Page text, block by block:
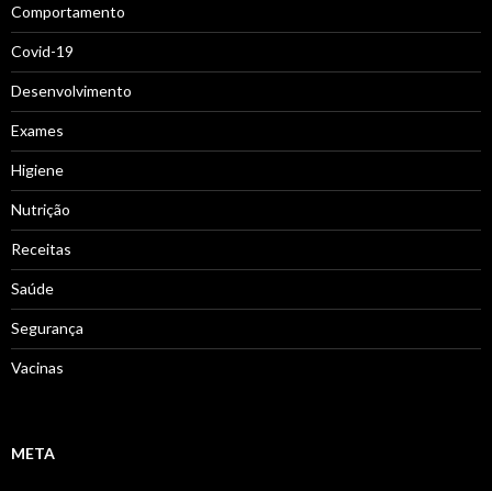
Comportamento
Covid-19
Desenvolvimento
Exames
Higiene
Nutrição
Receitas
Saúde
Segurança
Vacinas
META